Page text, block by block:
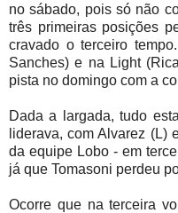
no sábado, pois só não
três primeiras posições
cravado o terceiro
Sanches) e na Light
pista no domingo com a
Dada a largada, tudo
liderava, com Alvarez (L)
da equipe Lobo - em
já que Tomasoni perdeu
Ocorre que na terceira